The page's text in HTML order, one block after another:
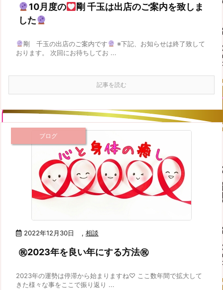
10月度の
剛 千玉は出店のご案内を致しま
した
剛 千玉の出店のご案内です
※下記、お知らせは終了致して
おります。 次回にお待ちしてお ...
記事を読む
2022年12月30日
ブログ
, 相談
㊗2023年を良い年にする方法㊗
2023年の運勢は停滞から始まりますね♡ ここ数年間で拡大して
きた様々な事をここで振り返り ...